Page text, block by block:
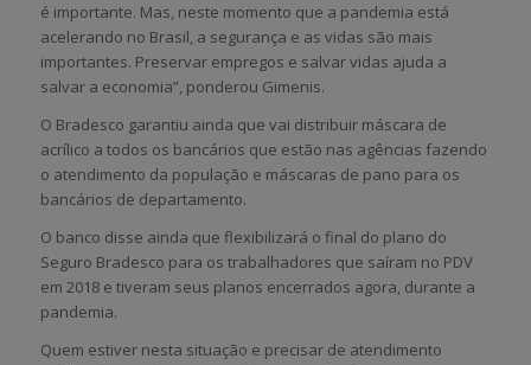
é importante. Mas, neste momento que a pandemia está
acelerando no Brasil, a segurança e as vidas são mais
importantes. Preservar empregos e salvar vidas ajuda a
salvar a economia”, ponderou Gimenis.
O Bradesco garantiu ainda que vai distribuir máscara de
acrílico a todos os bancários que estão nas agências fazendo
o atendimento da população e máscaras de pano para os
bancários de departamento.
O banco disse ainda que flexibilizará o final do plano do
Seguro Bradesco para os trabalhadores que saíram no PDV
em 2018 e tiveram seus planos encerrados agora, durante a
pandemia.
Quem estiver nesta situação e precisar de atendimento